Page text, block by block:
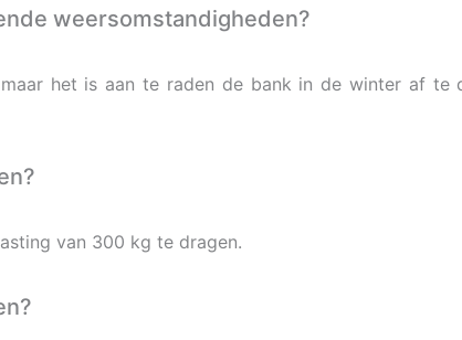
weersomstandigheden?
het is aan te raden de bank in de winter af
van 300 kg te dragen.